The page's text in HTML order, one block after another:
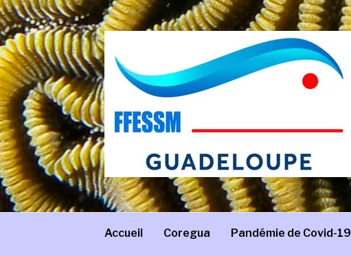
Aller
au
contenu
COREGUA
Comité régional de Guadeloupe – FFESSM
Accueil Coregua Pandémie de Covid-19